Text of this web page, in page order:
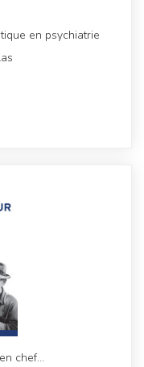
en psychiatrie
chef…